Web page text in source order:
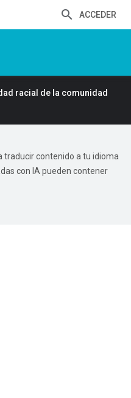
ACCEDER
racial de la comunidad
traducir contenido a tu idioma
con IA pueden contener